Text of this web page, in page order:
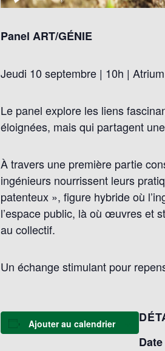
Panel ART/GÉNIE
Jeudi 10 septembre | 10h |
Le panel explore les liens
éloignées, mais qui partagent
À travers une première partie
ingénieurs nourrissent leurs
patenteux », figure hybride où
l’espace public, là où œuvres et
au collectif.
Un échange stimulant pour
Ajouter au calendrier